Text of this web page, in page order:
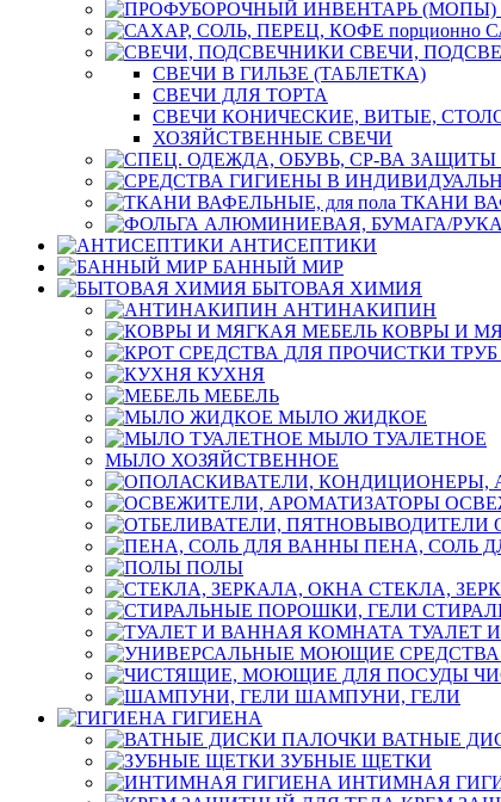
СВЕЧИ,
СВЕЧИ В ГИЛЬЗЕ (ТАБЛЕТКА)
СВЕЧИ ДЛЯ ТОРТА
СВЕЧИ КОНИЧЕСКИЕ, ВИТЫЕ,
ХОЗЯЙСТВЕННЫЕ СВЕЧИ
ТКАНИ
АНТИСЕПТИКИ
БАННЫЙ МИР
БЫТОВАЯ ХИМИЯ
АНТИНАКИПИН
КОВРЫ И
КУХНЯ
МЕБЕЛЬ
МЫЛО ЖИДКОЕ
МЫЛО ТУАЛЕТНОЕ
МЫЛО ХОЗЯЙСТВЕННОЕ
ПЕНА, СОЛЬ
ПОЛЫ
СТЕКЛА,
ТУАЛЕТ
ШАМПУНИ, ГЕЛИ
ГИГИЕНА
ВАТНЫЕ
ЗУБНЫЕ ЩЕТКИ
ИНТИМНАЯ